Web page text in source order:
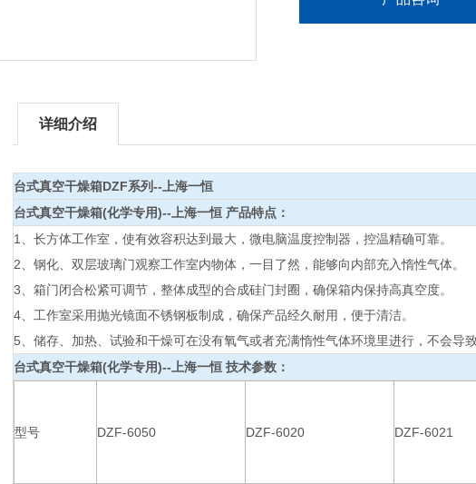
详细介绍
台式真空干燥箱DZF系列--上海一恒
台式真空干燥箱(化学专用)--上海一恒 产品特点：
1、长方体工作室，使有效容积达到最大，微电脑温度控制器，控温精确可靠。
2、钢化、双层玻璃门观察工作室内物体，一目了然，能够向内部充入惰性气体。
3、箱门闭合松紧可调节，整体成型的合成硅门封圈，确保箱内保持高真空度。
4、工作室采用抛光镜面不锈钢板制成，确保产品经久耐用，便于清洁。
5、储存、加热、试验和干燥可在没有氧气或者充满惰性气体环境里进行，不会导致
台式真空干燥箱(化学专用)--上海一恒 技术参数：
型号 DZF-6050 DZF-6020 DZF-6021